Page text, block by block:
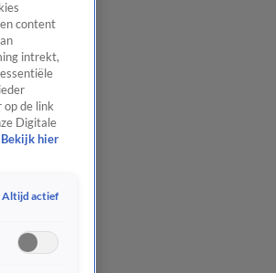
content
intrekt,
op de link
Digitale
Bekijk hier
Altijd actief